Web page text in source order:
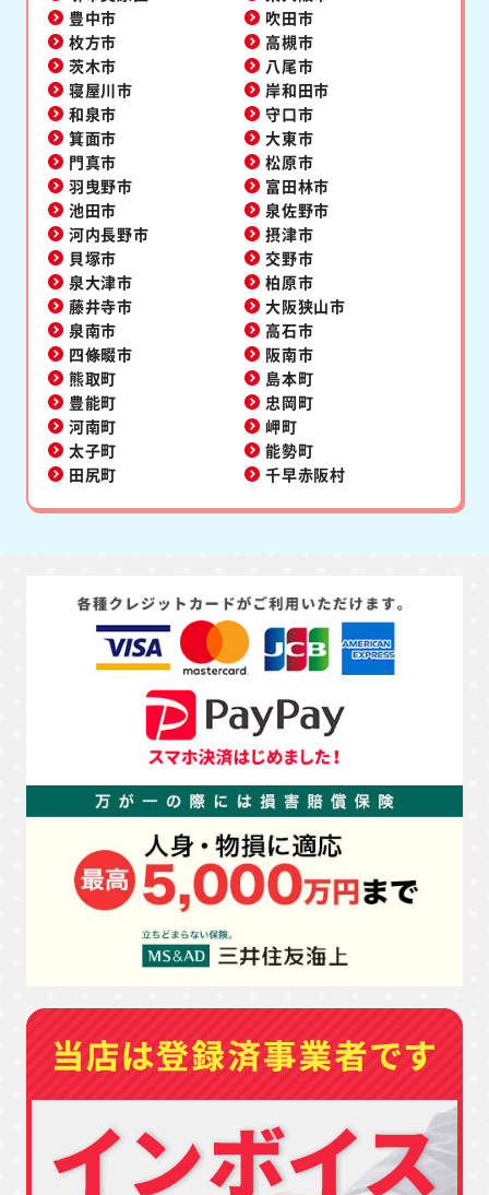
豊中市
吹田市
枚方市
高槻市
茨木市
八尾市
寝屋川市
岸和田市
和泉市
守口市
箕面市
大東市
門真市
松原市
羽曳野市
富田林市
池田市
泉佐野市
河内長野市
摂津市
貝塚市
交野市
泉大津市
柏原市
藤井寺市
大阪狭山市
泉南市
高石市
四條畷市
阪南市
熊取町
島本町
豊能町
忠岡町
河南町
岬町
太子町
能勢町
田尻町
千早赤阪村